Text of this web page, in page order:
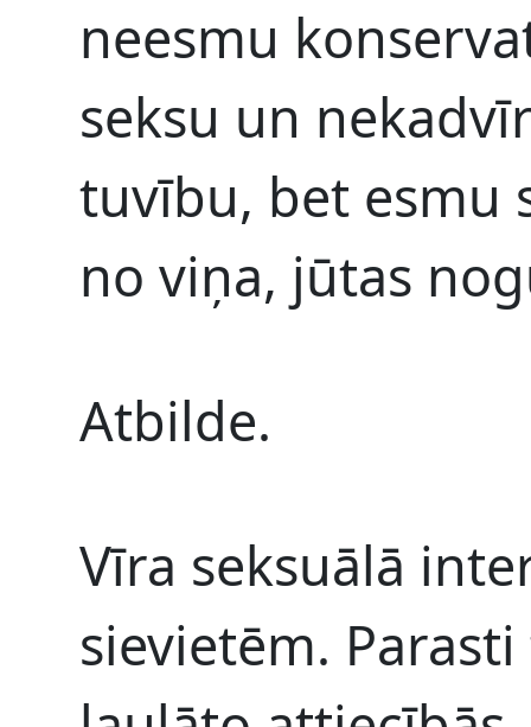
neesmu
seksu un
tuvību, bet esmu
no viņa, jūtas
Atbilde.
Vīra seksuālā
sievietēm.